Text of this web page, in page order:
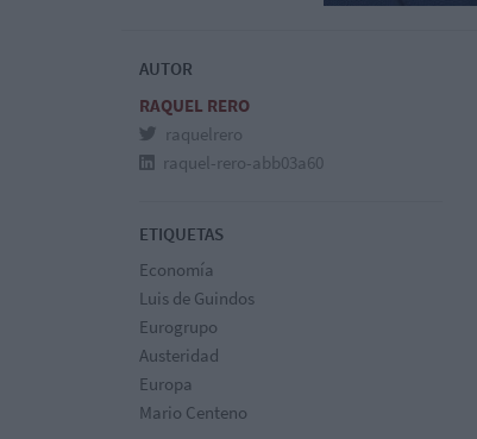
AUTOR
RAQUEL RERO
raquelrero
raquel-rero-abb03a60
ETIQUETAS
Economía
Luis de Guindos
Eurogrupo
Austeridad
Europa
Mario Centeno